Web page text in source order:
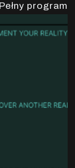
Pełny program